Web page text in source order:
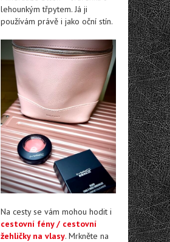
lehounkým třpytem. Já ji
používám právě i jako oční stín.
Na cesty se vám mohou hodit i
cestovní fény / cestovní
žehličky na vlasy. Mrkněte na